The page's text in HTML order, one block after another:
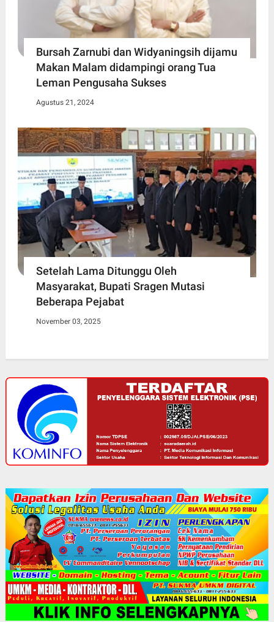
Bursah Zarnubi dan Widyaningsih dijamu
Makan Malam didampingi orang Tua
Leman Pengusaha Sukses
Agustus 21, 2024
Setelah Lama Ditunggu Oleh
Masyarakat, Bupati Sragen Mutasi
Beberapa Pejabat
November 03, 2025